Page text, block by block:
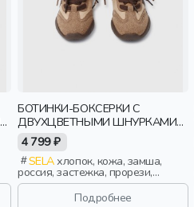
БОТИНКИ-БОКСЕРКИ С
ДВУХЦВЕТНЫМИ ШНУРКАМИ
ДЛЯ ДЕВОЧЕК
4 799 ₽
SELAхлопок, кожа, замша,
россия, застежка, прорези,
девочки, дети
Подробнее